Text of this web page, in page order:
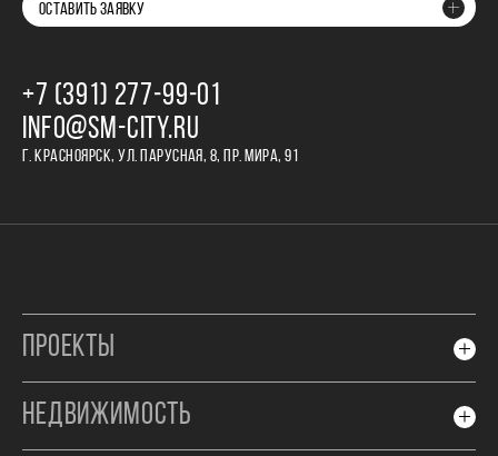
ОСТАВИТЬ ЗАЯВКУ
+7 (391) 277‒99‒01
INFO@SM-CITY.RU
Г. КРАСНОЯРСК, УЛ. ПАРУСНАЯ, 8, ПР. МИРА, 91
ПРОЕКТЫ
НЕДВИЖИМОСТЬ